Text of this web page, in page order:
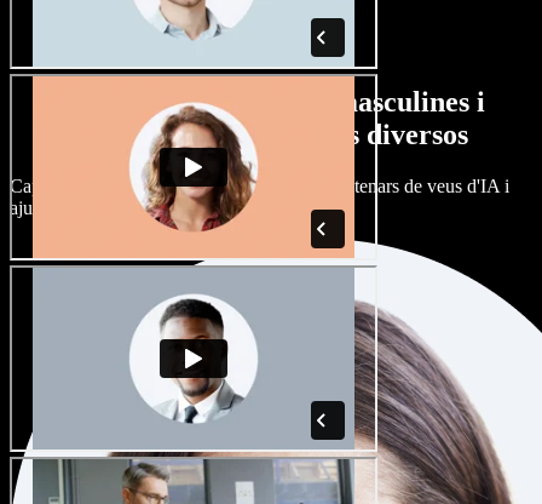
Gran varietat de veus masculines i
femenines amb accents diversos
Cap projecte ha de sonar igual. Tria entre centenars de veus d'IA i
ajusta'n l’accent.